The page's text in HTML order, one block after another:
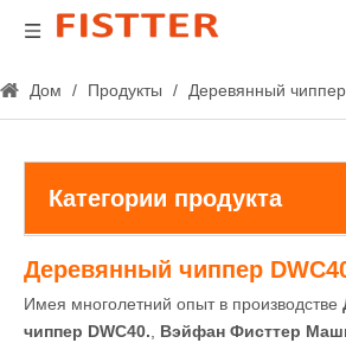
Дом / Продукты / Деревянный чиппер
Категории продукта
Деревянный чиппер
Имея многолетний опыт в производстве
чиппер DWC40.
Вэйфан Фисттер